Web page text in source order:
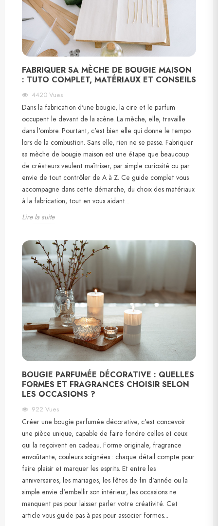
FABRIQUER SA MÈCHE DE BOUGIE MAISON
: TUTO COMPLET, MATÉRIAUX ET CONSEILS
4420 Vues
Dans la fabrication d'une bougie, la cire et le parfum
occupent le devant de la scène. La mèche, elle, travaille
dans l'ombre. Pourtant, c'est bien elle qui donne le tempo
lors de la combustion. Sans elle, rien ne se passe. Fabriquer
sa mèche de bougie maison est une étape que beaucoup
de créateurs veulent maîtriser, par simple curiosité ou par
envie de tout contrôler de A à Z. Ce guide complet vous
accompagne dans cette démarche, du choix des matériaux
à la fabrication, tout en vous aidant...
Lire la suite
BOUGIE PARFUMÉE DÉCORATIVE : QUELLES
FORMES ET FRAGRANCES CHOISIR SELON
LES OCCASIONS ?
922 Vues
Créer une bougie parfumée décorative, c'est concevoir
une pièce unique, capable de faire fondre celles et ceux
qui la reçoivent en cadeau. Forme originale, fragrance
envoûtante, couleurs soignées : chaque détail compte pour
faire plaisir et marquer les esprits. Et entre les
anniversaires, les mariages, les fêtes de fin d'année ou la
simple envie d'embellir son intérieur, les occasions ne
manquent pas pour laisser parler votre créativité. Cet
article vous guide pas à pas pour associer formes...